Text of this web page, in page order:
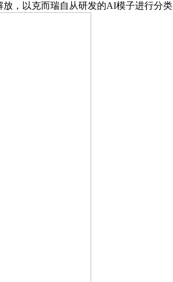
，以克而瑞自从研发的AI模子进行分